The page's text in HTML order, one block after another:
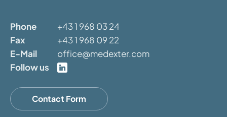
Phone
+43 1 968 03 24
Fax
+43 1 968 09 22
E-Mail
office@medexter.com
Follow us
Contact Form